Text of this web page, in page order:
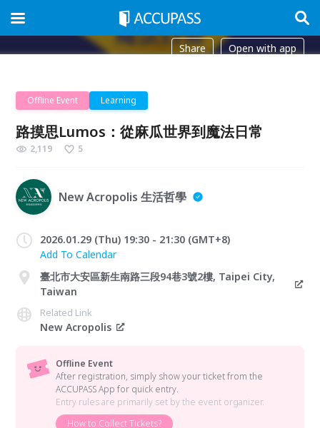
Share Open with app
Offline Event Learning
路摸思Lumos：從麻瓜世界到魔法日常
2,119 5
New Acropolis 生活哲學
2026.01.29 (Thu) 19:30 - 21:30 (GMT+8)
Add To Calendar
臺北市大安區新生南路三段94巷3號2樓, Taipei City,
Taiwan
Related Link
New Acropolis
Offline Event
After registration, simply show your ticket from the
ACCUPASS App for quick entry.
Entry rules are primarily set by the event organizer.
How to Collect Tickets?